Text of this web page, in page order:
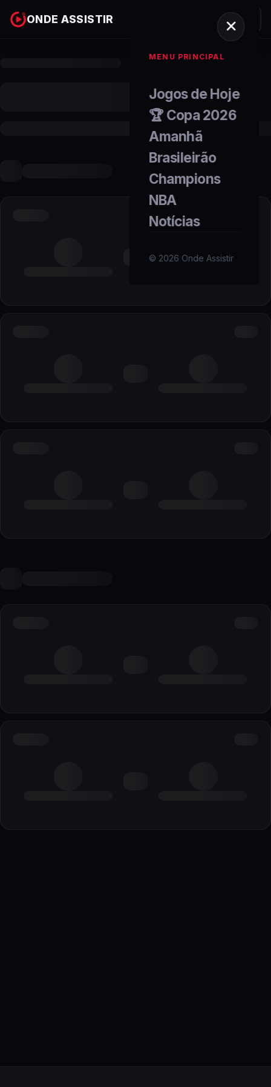
ONDE ASSISTIR
MENU PRINCIPAL
Jogos de Hoje
🏆 Copa 2026
Amanhã
Brasileirão
Champions
NBA
Notícias
© 2026 Onde Assistir